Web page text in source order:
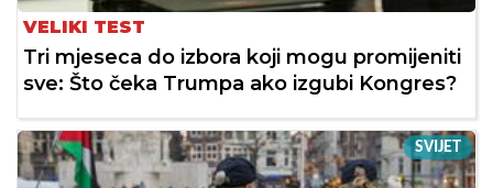
VELIKI TEST
Tri mjeseca do izbora koji mogu promijeniti
sve: Što čeka Trumpa ako izgubi Kongres?
SVIJET